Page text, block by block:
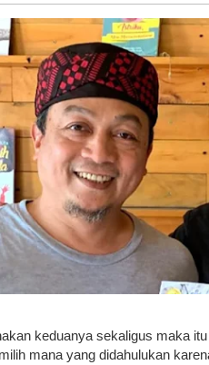
keduanya sekaligus maka
mana yang didahulukan